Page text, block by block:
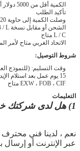
تأكيد الطلب
الشحن أو مقابل نسخة B / L
L / C متاح
الاتحاد الغربي متاح لأمر
شروط التوصيل:
15 يوم عمل بعد استلام الإيداع مقابل 40GP
EXW ، FOB ، CIF متاح
التعليمات
1) هل لدى شركتك خدمة ما بعد البيع؟
نعم ، لدينا فني محترف
عبر الإنترنت أو إرسال